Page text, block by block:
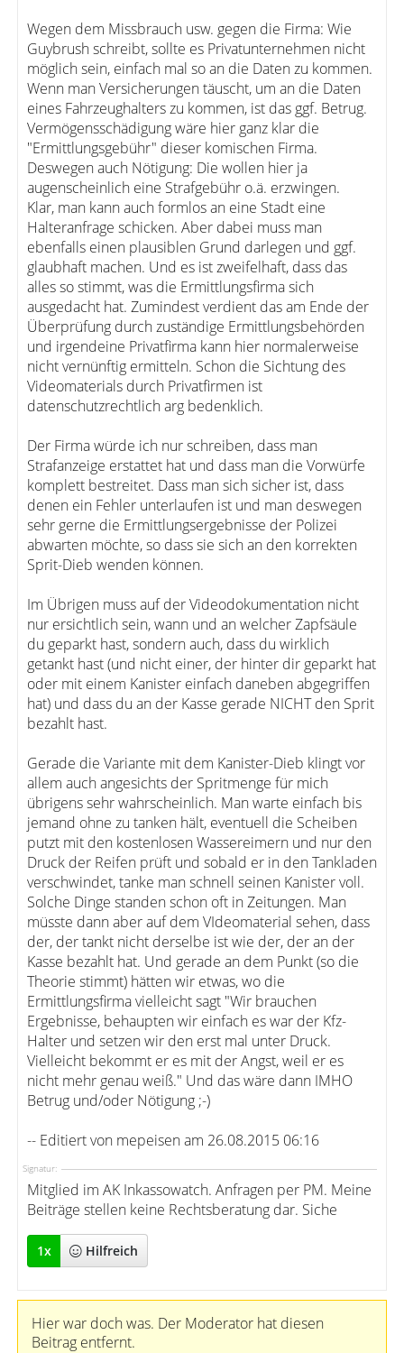
Wegen dem Missbrauch usw. gegen die Firma: Wie
Guybrush schreibt, sollte es Privatunternehmen nicht
möglich sein, einfach mal so an die Daten zu kommen.
Wenn man Versicherungen täuscht, um an die Daten
eines Fahrzeughalters zu kommen, ist das ggf. Betrug.
Vermögensschädigung wäre hier ganz klar die
"Ermittlungsgebühr" dieser komischen Firma.
Deswegen auch Nötigung: Die wollen hier ja
augenscheinlich eine Strafgebühr o.ä. erzwingen.
Klar, man kann auch formlos an eine Stadt eine
Halteranfrage schicken. Aber dabei muss man
ebenfalls einen plausiblen Grund darlegen und ggf.
glaubhaft machen. Und es ist zweifelhaft, dass das
alles so stimmt, was die Ermittlungsfirma sich
ausgedacht hat. Zumindest verdient das am Ende der
Überprüfung durch zuständige Ermittlungsbehörden
und irgendeine Privatfirma kann hier normalerweise
nicht vernünftig ermitteln. Schon die Sichtung des
Videomaterials durch Privatfirmen ist
datenschutzrechtlich arg bedenklich.
Der Firma würde ich nur schreiben, dass man
Strafanzeige erstattet hat und dass man die Vorwürfe
komplett bestreitet. Dass man sich sicher ist, dass
denen ein Fehler unterlaufen ist und man deswegen
sehr gerne die Ermittlungsergebnisse der Polizei
abwarten möchte, so dass sie sich an den korrekten
Sprit-Dieb wenden können.
Im Übrigen muss auf der Videodokumentation nicht
nur ersichtlich sein, wann und an welcher Zapfsäule
du geparkt hast, sondern auch, dass du wirklich
getankt hast (und nicht einer, der hinter dir geparkt hat
oder mit einem Kanister einfach daneben abgegriffen
hat) und dass du an der Kasse gerade NICHT den Sprit
bezahlt hast.
Gerade die Variante mit dem Kanister-Dieb klingt vor
allem auch angesichts der Spritmenge für mich
übrigens sehr wahrscheinlich. Man warte einfach bis
jemand ohne zu tanken hält, eventuell die Scheiben
putzt mit den kostenlosen Wassereimern und nur den
Druck der Reifen prüft und sobald er in den Tankladen
verschwindet, tanke man schnell seinen Kanister voll.
Solche Dinge standen schon oft in Zeitungen. Man
müsste dann aber auf dem VIdeomaterial sehen, dass
der, der tankt nicht derselbe ist wie der, der an der
Kasse bezahlt hat. Und gerade an dem Punkt (so die
Theorie stimmt) hätten wir etwas, wo die
Ermittlungsfirma vielleicht sagt "Wir brauchen
Ergebnisse, behaupten wir einfach es war der Kfz-
Halter und setzen wir den erst mal unter Druck.
Vielleicht bekommt er es mit der Angst, weil er es
nicht mehr genau weiß." Und das wäre dann IMHO
Betrug und/oder Nötigung ;-)
-- Editiert von mepeisen am 26.08.2015 06:16
Signatur:
Mitglied im AK Inkassowatch. Anfragen per PM. Meine
Beiträge stellen keine Rechtsberatung dar. Siche
1x Hilfreich
Hier war doch was. Der Moderator hat diesen
Beitrag entfernt.